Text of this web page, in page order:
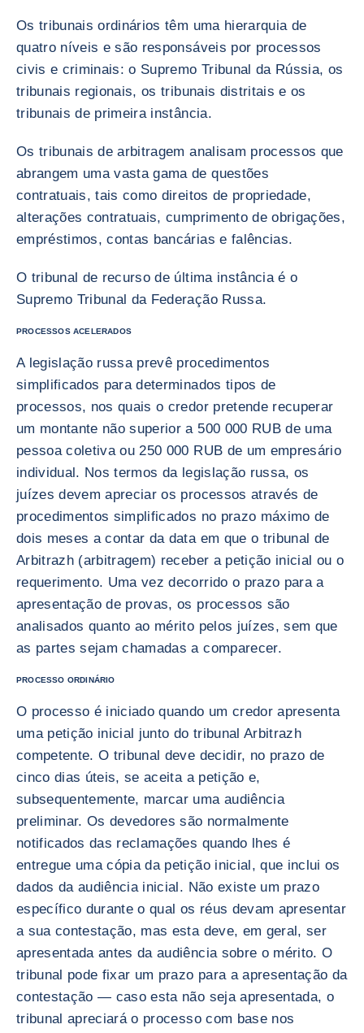
Os tribunais ordinários têm uma hierarquia de
quatro níveis e são responsáveis por processos
civis e criminais: o Supremo Tribunal da Rússia, os
tribunais regionais, os tribunais distritais e os
tribunais de primeira instância.
Os tribunais de arbitragem analisam processos que
abrangem uma vasta gama de questões
contratuais, tais como direitos de propriedade,
alterações contratuais, cumprimento de obrigações,
empréstimos, contas bancárias e falências.
O tribunal de recurso de última instância é o
Supremo Tribunal da Federação Russa.
PROCESSOS ACELERADOS
A legislação russa prevê procedimentos
simplificados para determinados tipos de
processos, nos quais o credor pretende recuperar
um montante não superior a 500 000 RUB de uma
pessoa coletiva ou 250 000 RUB de um empresário
individual. Nos termos da legislação russa, os
juízes devem apreciar os processos através de
procedimentos simplificados no prazo máximo de
dois meses a contar da data em que o tribunal de
Arbitrazh (arbitragem) receber a petição inicial ou o
requerimento. Uma vez decorrido o prazo para a
apresentação de provas, os processos são
analisados quanto ao mérito pelos juízes, sem que
as partes sejam chamadas a comparecer.
PROCESSO ORDINÁRIO
O processo é iniciado quando um credor apresenta
uma petição inicial junto do tribunal Arbitrazh
competente. O tribunal deve decidir, no prazo de
cinco dias úteis, se aceita a petição e,
subsequentemente, marcar uma audiência
preliminar. Os devedores são normalmente
notificados das reclamações quando lhes é
entregue uma cópia da petição inicial, que inclui os
dados da audiência inicial. Não existe um prazo
específico durante o qual os réus devam apresentar
a sua contestação, mas esta deve, em geral, ser
apresentada antes da audiência sobre o mérito. O
tribunal pode fixar um prazo para a apresentação da
contestação — caso esta não seja apresentada, o
tribunal apreciará o processo com base nos